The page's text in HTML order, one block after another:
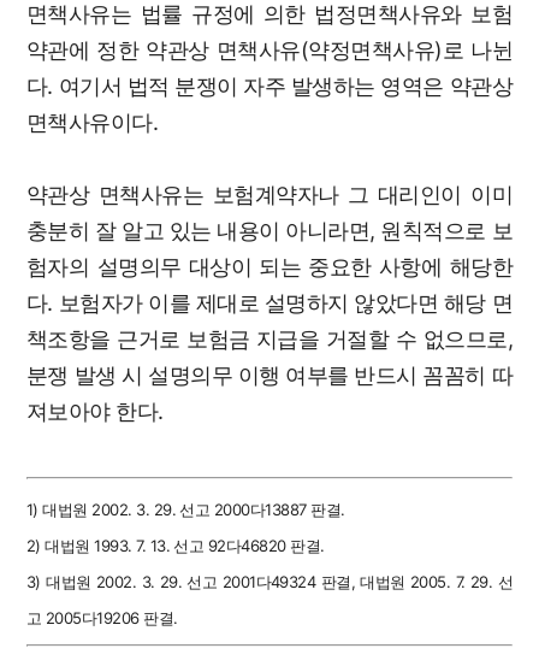
면책사유는 법률 규정에 의한 법정면책사유와 보험
약관에 정한 약관상 면책사유(약정면책사유)로 나뉜
다. 여기서 법적 분쟁이 자주 발생하는 영역은 약관상
면책사유이다.
약관상 면책사유는 보험계약자나 그 대리인이 이미
충분히 잘 알고 있는 내용이 아니라면, 원칙적으로 보
험자의 설명의무 대상이 되는 중요한 사항에 해당한
다. 보험자가 이를 제대로 설명하지 않았다면 해당 면
책조항을 근거로 보험금 지급을 거절할 수 없으므로,
분쟁 발생 시 설명의무 이행 여부를 반드시 꼼꼼히 따
져보아야 한다.
1) 대법원 2002. 3. 29. 선고 2000다13887 판결.
2) 대법원 1993. 7. 13. 선고 92다46820 판결.
3) 대법원 2002. 3. 29. 선고 2001다49324 판결, 대법원 2005. 7. 29. 선
고 2005다19206 판결.